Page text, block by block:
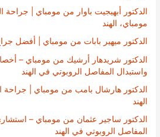
الدكتور أبهيجيت باوار من مومباي |
مومباي، الهند
الدكتور ميهير بابات من مومباي | أفضل
الدكتور شريدهار أرشيك من مومباي –
واستبدال المفاصل الروبوتي في الهند
الدكتور هارشال بامب من مومباي | جراحة
الهند
الدكتور ساجير عثمان من مومباي –
المفاصل الروبوتي في الهند